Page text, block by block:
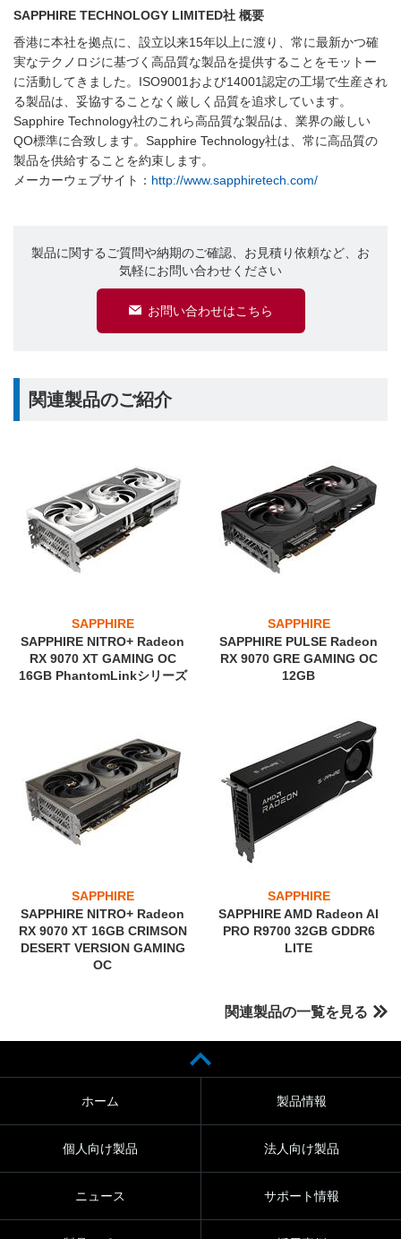
SAPPHIRE TECHNOLOGY LIMITED社 概要
香港に本社を拠点に、設立以来15年以上に渡り、常に最新かつ確
実なテクノロジに基づく高品質な製品を提供することをモットー
に活動してきました。ISO9001および14001認定の工場で生産され
る製品は、妥協することなく厳しく品質を追求しています。
Sapphire Technology社のこれら高品質な製品は、業界の厳しい
QO標準に合致します。Sapphire Technology社は、常に高品質の
製品を供給することを約束します。
メーカーウェブサイト： http://www.sapphiretech.com/
製品に関するご質問や納期のご確認、お見積り依頼など、お
気軽にお問い合わせください
お問い合わせはこちら
関連製品のご紹介
SAPPHIRE
SAPPHIRE NITRO+ Radeon
RX 9070 XT GAMING OC
16GB PhantomLinkシリーズ
SAPPHIRE
SAPPHIRE PULSE Radeon
RX 9070 GRE GAMING OC
12GB
SAPPHIRE
SAPPHIRE NITRO+ Radeon
RX 9070 XT 16GB CRIMSON
DESERT VERSION GAMING
OC
SAPPHIRE
SAPPHIRE AMD Radeon AI
PRO R9700 32GB GDDR6
LITE
関連製品の一覧を見る
ホーム 製品情報
個人向け製品 法人向け製品
ニュース サポート情報